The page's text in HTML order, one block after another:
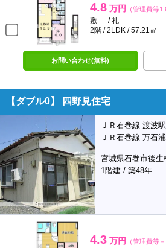
4.8 万円 （管理費等
敷 － / 礼 －
2階 / 2LDK / 57.21㎡
お問い合わせ(無料)
【ダブル0】 四野見住宅
ＪＲ石巻線 渡波
ＪＲ石巻線 万石
宮城県石巻市後生
1階建 / 築48年
4.3 万円 （管理費等－